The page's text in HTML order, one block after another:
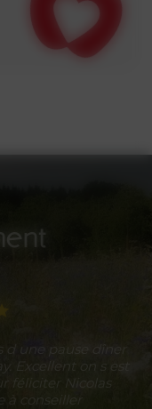
d une pause dîner
Excellent on s est
féliciter Nicolas
conseiller